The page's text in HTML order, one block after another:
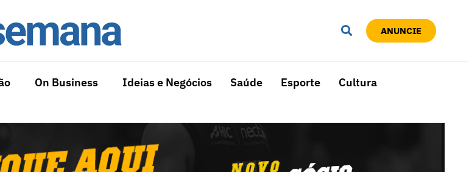
ANUNCIE
On Business Ideias e Negócios Saúde Esporte Cultura